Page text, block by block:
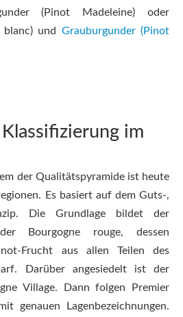
(Pinot Madeleine) oder
blanc) und Grauburgunder (Pinot
im
der Qualitätspyramide ist heute
Es basiert auf dem Guts-,
Die Grundlage bildet der
Bourgogne rouge, dessen
Frucht aus allen Teilen des
Darüber angesiedelt ist der
Village. Dann folgen Premier
genauen Lagenbezeichnungen.